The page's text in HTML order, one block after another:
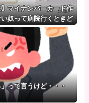
マイナンバーカード作
奴って病院行くときど
うすんの
って言うけど・・・